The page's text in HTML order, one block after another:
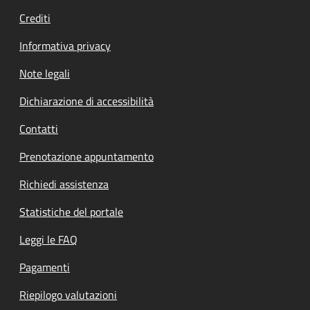
Crediti
Informativa privacy
Note legali
Dichiarazione di accessibilità
Contatti
Prenotazione appuntamento
Richiedi assistenza
Statistiche del portale
Leggi le FAQ
Pagamenti
Riepilogo valutazioni